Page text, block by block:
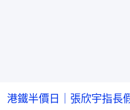
港鐵半價日｜張欣宇指